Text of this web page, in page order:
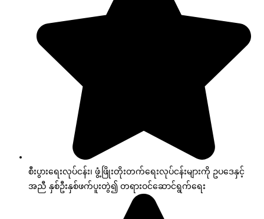
စီးပွားရေးလုပ်ငန်း၊ ဖွံ့ဖြိုးတိုးတက်ရေးလုပ်ငန်းများကို ဥပဒေနှင့်
အညီ နှစ်ဦးနှစ်ဖက်ပူးတွဲ၍ တရားဝင်ဆောင်ရွက်ရေး